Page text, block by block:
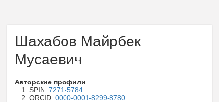
Шахабов Майрбек
Мусаевич
Авторские профили
SPIN: 7271-5784
ORCID: 0000-0001-8299-8780